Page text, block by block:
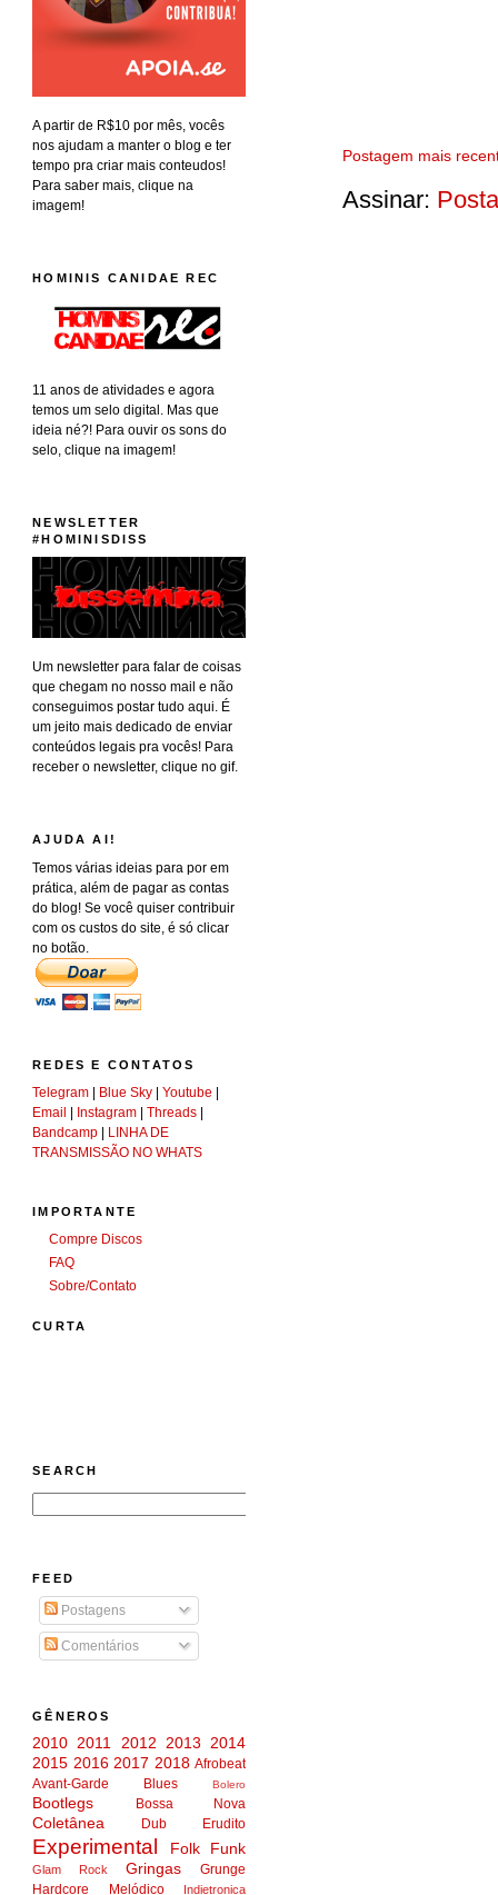
Postagem mais
Assinar:
A partir de R$10 por mês, vocês
nos ajudam a manter o blog e ter
tempo pra criar mais conteudos!
Para saber mais, clique na
imagem!
HOMINIS CANIDAE REC
11 anos de atividades e agora
temos um selo digital. Mas que
ideia né?! Para ouvir os sons do
selo, clique na imagem!
NEWSLETTER
#HOMINISDISS
Um newsletter para falar de coisas
que chegam no nosso mail e não
conseguimos postar tudo aqui. É
um jeito mais dedicado de enviar
conteúdos legais pra vocês! Para
receber o newsletter, clique no gif.
AJUDA AI!
Temos várias ideias para por em
prática, além de pagar as contas
do blog! Se você quiser contribuir
com os custos do site, é só clicar
no botão.
REDES E CONTATOS
Telegram | Blue Sky |Youtube |
Email | Instagram |Threads |
Bandcamp | LINHA DE
TRANSMISSÃO NO WHATS
IMPORTANTE
Compre Discos
FAQ
Sobre/Contato
CURTA
SEARCH
FEED
Postagens
Comentários
GÊNEROS
2010 2011 2012 2013 2014
2015 2016 2017 2018 Afrobeat
Avant-Garde
Blues Bolero
Bootlegs Bossa Nova
Coletânea Dub Erudito
Experimental Folk Funk
Glam Rock Gringas
Grunge
Hardcore Melódico
Indietronica